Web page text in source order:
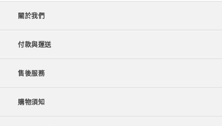
關於我們
付款與運送
售後服務
購物須知